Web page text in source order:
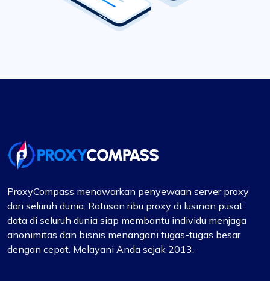
ProxyCompass menawarkan penyewaan server proxy
dari seluruh dunia. Ratusan ribu proxy di lusinan pusat
data di seluruh dunia siap membantu individu menjaga
anonimitas dan bisnis menangani tugas-tugas besar
dengan cepat. Melayani Anda sejak 2013.